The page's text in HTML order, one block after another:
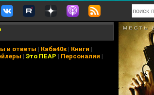
и ответы | Каба40к| Книги |
| Это ПЕАР | Персоналии |